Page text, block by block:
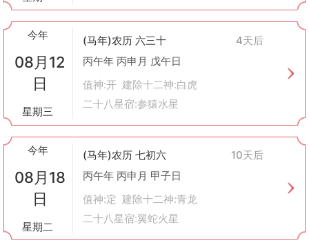
迎亲：新郎前往新娘家迎接新娘至男方家中。
4. 现代观念下的嫁娶选择
随着社会的发展，虽然很多人仍然尊重传统习俗，在选择结婚日期
时会参考黄历，但也越来越多人倾向于根据自己的实际情况来定
夺，不再完全依赖于黄历。例如，可能会选择对双方都方便的时
间，或是具有特殊意义的日子（如情人节、纪念日等）作为婚礼日
期。
总之，“嫁娶”在中国文化中不仅是一场庆祝爱情的盛宴，更承载着
家族延续、和谐美满的美好祝愿。通过黄历来选定良辰吉日，体现
了人们对美好生活的向往和追求。
今年
08月12
日
星期三
(马年)农历 六三十
4天后
丙午年 丙申月 戊午日
值神:开 建除十二神:白虎
二十八星宿:参猿水星
今年
08月18
日
星期二
(马年)农历 七初六
10天后
丙午年 丙申月 甲子日
值神:定 建除十二神:青龙
二十八星宿:翼蛇火星